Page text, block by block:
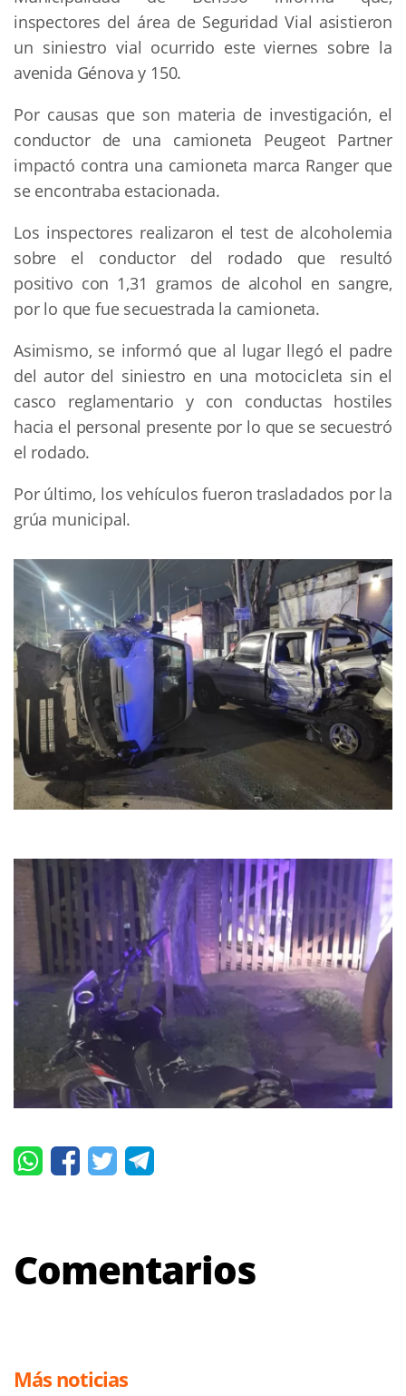
inspectores del área de Seguridad Vial asistieron
un siniestro vial ocurrido este viernes sobre la
avenida Génova y 150.
Por causas que son materia de investigación, el
conductor de una camioneta Peugeot Partner
impactó contra una camioneta marca Ranger que
se encontraba estacionada.
Los inspectores realizaron el test de alcoholemia
sobre el conductor del rodado que resultó
positivo con 1,31 gramos de alcohol en sangre,
por lo que fue secuestrada la camioneta.
Asimismo, se informó que al lugar llegó el padre
del autor del siniestro en una motocicleta sin el
casco reglamentario y con conductas hostiles
hacia el personal presente por lo que se secuestró
el rodado.
Por último, los vehículos fueron trasladados por la
grúa municipal.
Comentarios
Más noticias